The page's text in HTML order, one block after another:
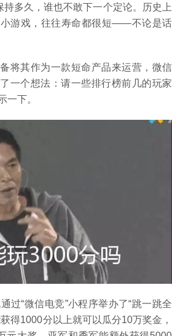
持多久，谁也不敢下一个定论。历史上
游戏，往往寿命都很短——不论是话
将其作为一款短命产品来运营，微信
一个想法：请一些排行榜前几的玩家
一下。
过“微信电竞”小程序举办了“跳一跳全
得1000分以上就可以瓜分10万奖金，